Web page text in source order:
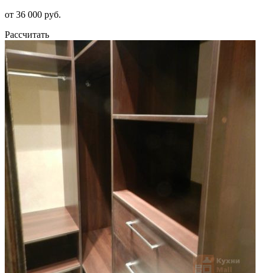
от 36 000 руб.
Рассчитать